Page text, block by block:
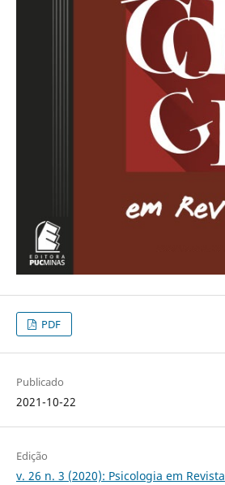
PDF
Publicado
2021-10-22
Edição
v. 26 n. 3 (2020): Psicologia em Revista